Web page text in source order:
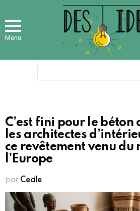
Menu
C’est fini pour le béton
les architectes
ce revêtement venu du
l’Europe
par Cecile